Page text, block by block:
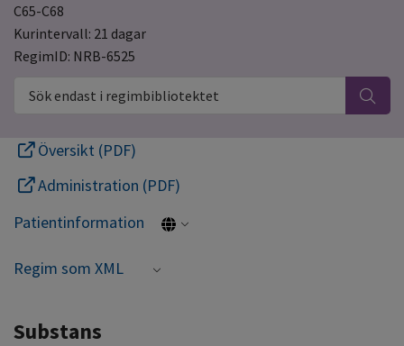
C65-C68
Kurintervall: 21 dagar
RegimID: NRB-6525
Sök endast i regimbibliotektet
Översikt (PDF)
Administration (PDF)
Patientinformation
Regim som XML
Substans